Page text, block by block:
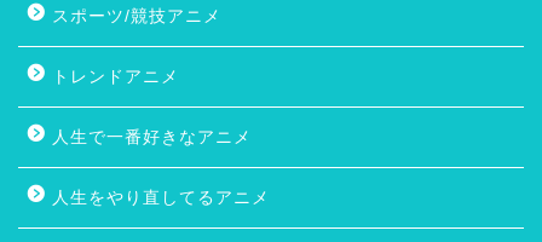
スポーツ/競技アニメ
トレンドアニメ
人生で一番好きなアニメ
人生をやり直してるアニメ